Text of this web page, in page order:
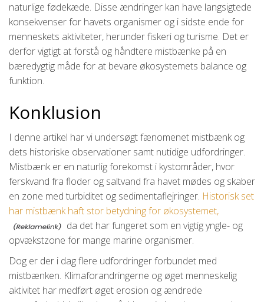
naturlige fødekæde. Disse ændringer kan have langsigtede
konsekvenser for havets organismer og i sidste ende for
menneskets aktiviteter, herunder fiskeri og turisme. Det er
derfor vigtigt at forstå og håndtere mistbænke på en
bæredygtig måde for at bevare økosystemets balance og
funktion.
Konklusion
I denne artikel har vi undersøgt fænomenet mistbænk og
dets historiske observationer samt nutidige udfordringer.
Mistbænk er en naturlig forekomst i kystområder, hvor
ferskvand fra floder og saltvand fra havet mødes og skaber
en zone med turbiditet og sedimentaflejringer. Historisk set
har mistbænk haft stor betydning for økosystemet,
da det har fungeret som en vigtig yngle- og
opvækstzone for mange marine organismer.
Dog er der i dag flere udfordringer forbundet med
mistbænken. Klimaforandringerne og øget menneskelig
aktivitet har medført øget erosion og ændrede